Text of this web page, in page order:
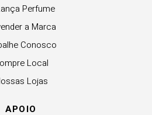
Perfume
a Marca
Conosco
Local
Lojas
APOIO